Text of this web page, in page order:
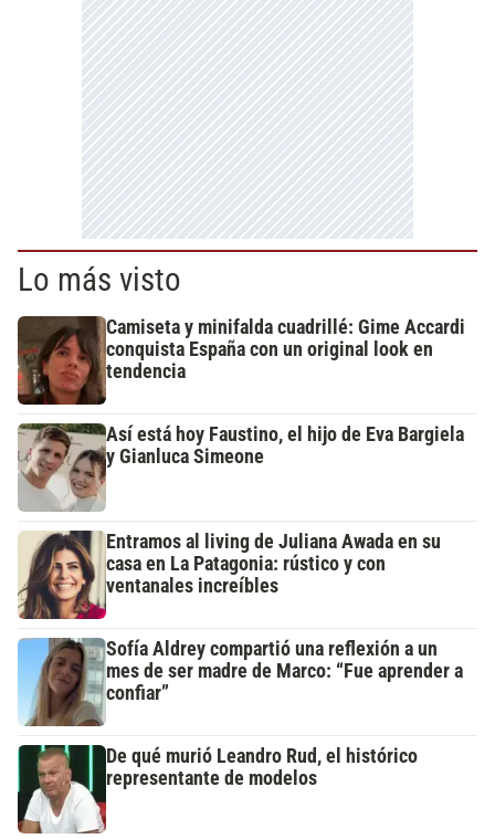
Lo más visto
Camiseta y minifalda cuadrillé: Gime Accardi
conquista España con un original look en
tendencia
Así está hoy Faustino, el hijo de Eva Bargiela
y Gianluca Simeone
Entramos al living de Juliana Awada en su
casa en La Patagonia: rústico y con
ventanales increíbles
Sofía Aldrey compartió una reflexión a un
mes de ser madre de Marco: “Fue aprender a
confiar”
De qué murió Leandro Rud, el histórico
representante de modelos